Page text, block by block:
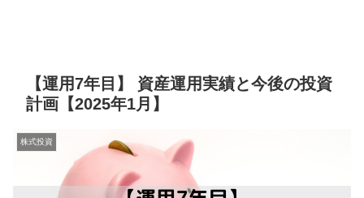
【運用7年目】 資産運用実績と今後の投資
計画【2025年1月】
株式投資